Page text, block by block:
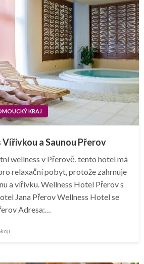
KRAJ
a Saunou Přerov
wellness v Přerově, tento hotel má
relaxační pobyt, protože zahrnuje
a vířivku. Wellness Hotel Přerov s
Jana Přerov Wellness Hotel se
Adresa:…